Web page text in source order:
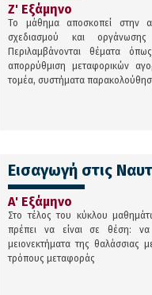
Ζ' Εξάμηνο
Το μάθημα αποσκοπεί στην
σχεδιασμού και
Περιλαμβάνονται θέματα
απορρύθμιση μεταφορικών
τομέα, συστήματα
Εισαγωγή στις
Α' Εξάμηνο
Στο τέλος του κύκλου
πρέπει να είναι σε θέση: να
μειονεκτήματα της
τρόπους μεταφοράς